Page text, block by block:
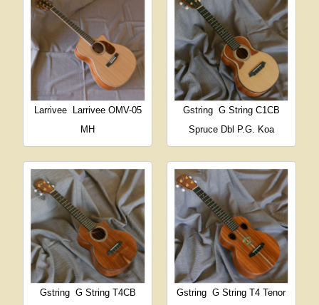
Larrivee
Larrivee OMV-05
MH
Gstring G String C1CB
Spruce Dbl P.G. Koa
Gstring G String T4CB
Gstring G String T4 Tenor